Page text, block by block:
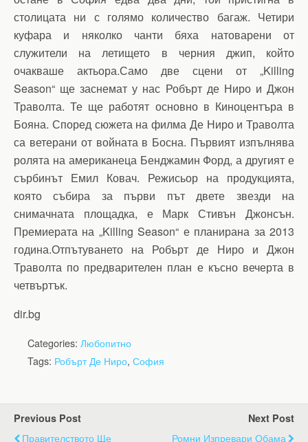
столицата ни с голямо количество багаж. Четири
куфара и няколко чанти бяха натоварени от
служители на летището в черния джип, който
очакваше актьора.Само две сцени от „Killing
Season“ ще заснемат у нас Робърт де Ниро и Джон
Траволта. Те ще работят основно в Киноцентъра в
Бояна. Според сюжета на филма Де Ниро и Траволта
са ветерани от войната в Босна. Първият изпълнява
ролята на американеца Бенджамин Форд, а другият е
сърбинът Емил Ковач. Режисьор на продукцията,
която събира за първи път двете звезди на
снимачната площадка, е Марк Стивън Джонсън.
Премиерата на „Killing Season“ е планирана за 2013
година.Отпътуването на Робърт де Ниро и Джон
Траволта по предварителен план е късно вечерта в
четвъртък.
dir.bg
Categories: Любопитно
Tags: Робърт Де Ниро, София
Previous Post
Правителството Ще
Next Post
Ромни Изпревари Обама